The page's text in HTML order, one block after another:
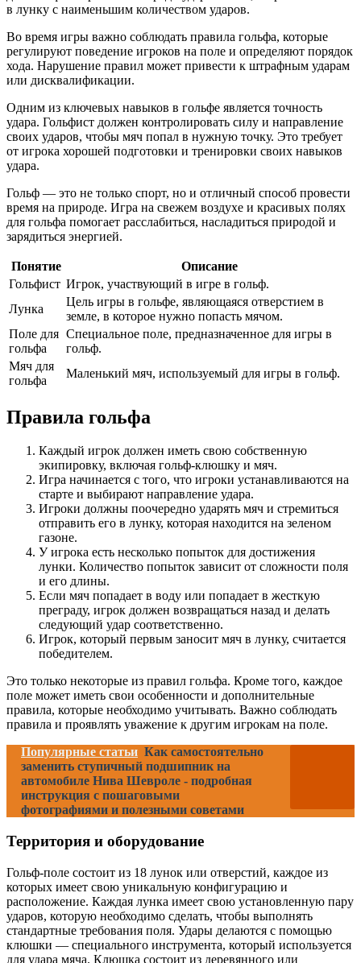
в лунку с наименьшим количеством ударов.
Во время игры важно соблюдать правила гольфа, которые
регулируют поведение игроков на поле и определяют порядок
хода. Нарушение правил может привести к штрафным ударам
или дисквалификации.
Одним из ключевых навыков в гольфе является точность
удара. Гольфист должен контролировать силу и направление
своих ударов, чтобы мяч попал в нужную точку. Это требует
от игрока хорошей подготовки и тренировки своих навыков
удара.
Гольф — это не только спорт, но и отличный способ провести
время на природе. Игра на свежем воздухе и красивых полях
для гольфа помогает расслабиться, насладиться природой и
зарядиться энергией.
Понятие
Описание
Гольфист Игрок, участвующий в игре в гольф.
Лунка
Цель игры в гольфе, являющаяся отверстием в
земле, в которое нужно попасть мячом.
Поле для
гольфа
Специальное поле, предназначенное для игры в
гольф.
Мяч для
гольфа
Маленький мяч, используемый для игры в гольф.
Правила гольфа
Каждый игрок должен иметь свою собственную
экипировку, включая гольф-клюшку и мяч.
Игра начинается с того, что игроки устанавливаются на
старте и выбирают направление удара.
Игроки должны поочередно ударять мяч и стремиться
отправить его в лунку, которая находится на зеленом
газоне.
У игрока есть несколько попыток для достижения
лунки. Количество попыток зависит от сложности поля
и его длины.
Если мяч попадает в воду или попадает в жесткую
преграду, игрок должен возвращаться назад и делать
следующий удар соответственно.
Игрок, который первым заносит мяч в лунку, считается
победителем.
Это только некоторые из правил гольфа. Кроме того, каждое
поле может иметь свои особенности и дополнительные
правила, которые необходимо учитывать. Важно соблюдать
правила и проявлять уважение к другим игрокам на поле.
Популярные статьи Как самостоятельно
заменить ступичный подшипник на
автомобиле Нива Шевроле - подробная
инструкция с пошаговыми
фотографиями и полезными советами
Территория и оборудование
Гольф-поле состоит из 18 лунок или отверстий, каждое из
которых имеет свою уникальную конфигурацию и
расположение. Каждая лунка имеет свою установленную пару
ударов, которую необходимо сделать, чтобы выполнять
стандартные требования поля. Удары делаются с помощью
клюшки — специального инструмента, который используется
для удара мяча. Клюшка состоит из деревянного или